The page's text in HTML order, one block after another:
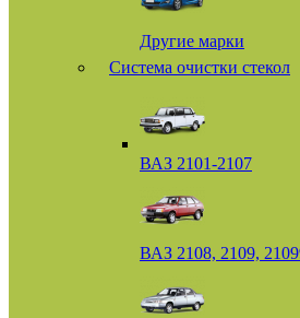
Другие марки
Система очистки стекол
ВАЗ 2101-2107
ВАЗ 2108, 2109,